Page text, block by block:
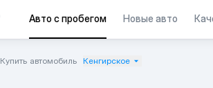
Авто с пробегом Новые авто
Купить автомобиль Кенгирское